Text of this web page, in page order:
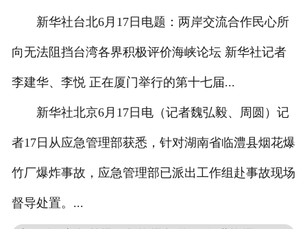
新华社台北6月17日电题：两岸交流合作民心所
向无法阻挡台湾各界积极评价海峡论坛 新华社记者
李建华、李悦 正在厦门举行的第十七届...
新华社北京6月17日电（记者魏弘毅、周圆）记
者17日从应急管理部获悉，针对湖南省临澧县烟花爆
竹厂爆炸事故，应急管理部已派出工作组赴事故现场
督导处置。...